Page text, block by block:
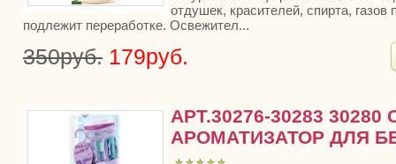
отдушек, красителей, спирта, газов
подлежит переработке. Освежител...
350руб. 179руб.
АРТ.30276-30283
АРОМАТИЗАТОР ДЛЯ